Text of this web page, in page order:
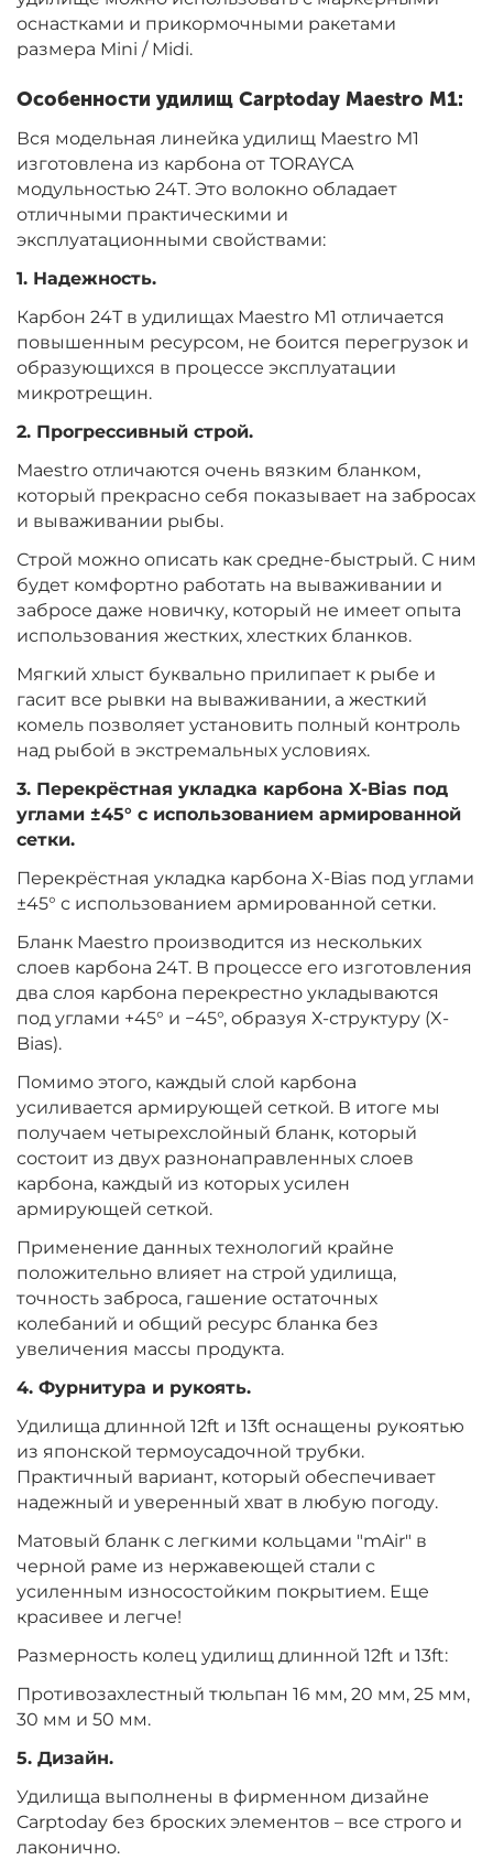
оснастками и прикормочными ракетами
размера Mini / Midi.
Особенности удилищ Carptoday Maestro M1:
Вся модельная линейка удилищ Maestro M1
изготовлена из карбона от TORAYCA
модульностью 24Т. Это волокно обладает
отличными практическими и
эксплуатационными свойствами:
1. Надежность.
Карбон 24Т в удилищах Maestro M1 отличается
повышенным ресурсом, не боится перегрузок и
образующихся в процессе эксплуатации
микротрещин.
2. Прогрессивный строй.
Maestro отличаются очень вязким бланком,
который прекрасно себя показывает на забросах
и вываживании рыбы.
Строй можно описать как средне-быстрый. С ним
будет комфортно работать на вываживании и
забросе даже новичку, который не имеет опыта
использования жестких, хлестких бланков.
Мягкий хлыст буквально прилипает к рыбе и
гасит все рывки на вываживании, а жесткий
комель позволяет установить полный контроль
над рыбой в экстремальных условиях.
3. Перекрёстная укладка карбона X-Bias под
углами ±45° с использованием армированной
сетки.
Перекрёстная укладка карбона X-Bias под углами
±45° с использованием армированной сетки.
Бланк Maestro производится из нескольких
слоев карбона 24Т. В процессе его изготовления
два слоя карбона перекрестно укладываются
под углами +45° и −45°, образуя Х-структуру (X-
Bias).
Помимо этого, каждый слой карбона
усиливается армирующей сеткой. В итоге мы
получаем четырехслойный бланк, который
состоит из двух разнонаправленных слоев
карбона, каждый из которых усилен
армирующей сеткой.
Применение данных технологий крайне
положительно влияет на строй удилища,
точность заброса, гашение остаточных
колебаний и общий ресурс бланка без
увеличения массы продукта.
4. Фурнитура и рукоять.
Удилища длинной 12ft и 13ft оснащены рукоятью
из японской термоусадочной трубки.
Практичный вариант, который обеспечивает
надежный и уверенный хват в любую погоду.
Матовый бланк с легкими кольцами "mAir" в
черной раме из нержавеющей стали с
усиленным износостойким покрытием. Еще
красивее и легче!
Размерность колец удилищ длинной 12ft и 13ft:
Противозахлестный тюльпан 16 мм, 20 мм, 25 мм,
30 мм и 50 мм.
5. Дизайн.
Удилища выполнены в фирменном дизайне
Carptoday без броских элементов – все строго и
лаконично.